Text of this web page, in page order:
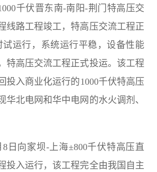
千伏晋东南-南阳-荆门特高压交
线路工程竣工，特高压交流工程正
试运行，系统运行平稳，设备性能
特高压交流工程正式投运。该工程
投入商业化运行的1000千伏特高压
华北电网和华中电网的水火调剂、
8日向家坝-上海±800千伏特高压直
投入运行，该工程完全由我国自主